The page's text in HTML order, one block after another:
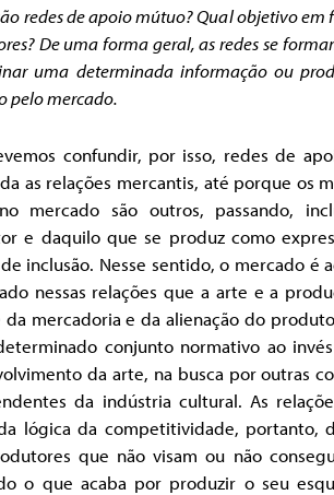
redes de apoio mútuo? Qual objetivo em
De uma forma geral, as redes se
uma determinada informação ou
pelo mercado.
confundir, por isso, redes de
as relações mercantis, até porque os
mercado são outros, passando,
e daquilo que se produz como
inclusão. Nesse sentido, o mercado é
nessas relações que a arte e a
mercadoria e da alienação do
conjunto normativo ao
da arte, na busca por outras
da indústria cultural. As
lógica da competitividade, portanto,
que não visam ou não
o que acaba por produzir o seu